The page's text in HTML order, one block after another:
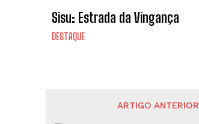
Sisu: Estrada da Vingança
DESTAQUE
ARTIGO ANTERIOR